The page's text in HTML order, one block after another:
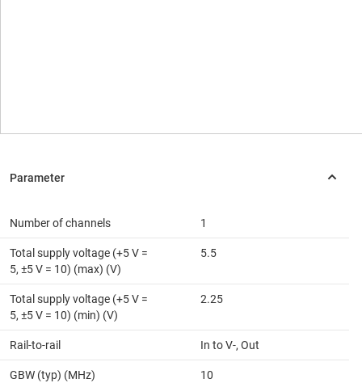
Number of channels 1
Total supply voltage (+5 V =
5, ±5 V = 10) (max) (V)
5.5
Total supply voltage (+5 V =
5, ±5 V = 10) (min) (V)
2.25
Rail-to-rail In to V-, Out
GBW (typ) (MHz) 10